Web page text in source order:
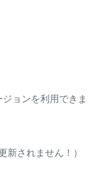
ジョンを利用できま
新されません！）